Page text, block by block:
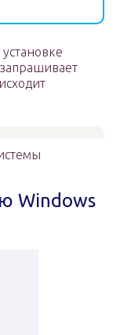
Windows